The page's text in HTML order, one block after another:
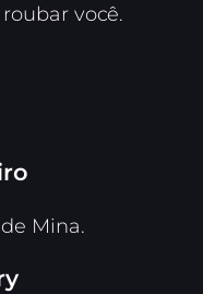
você.
Mina.